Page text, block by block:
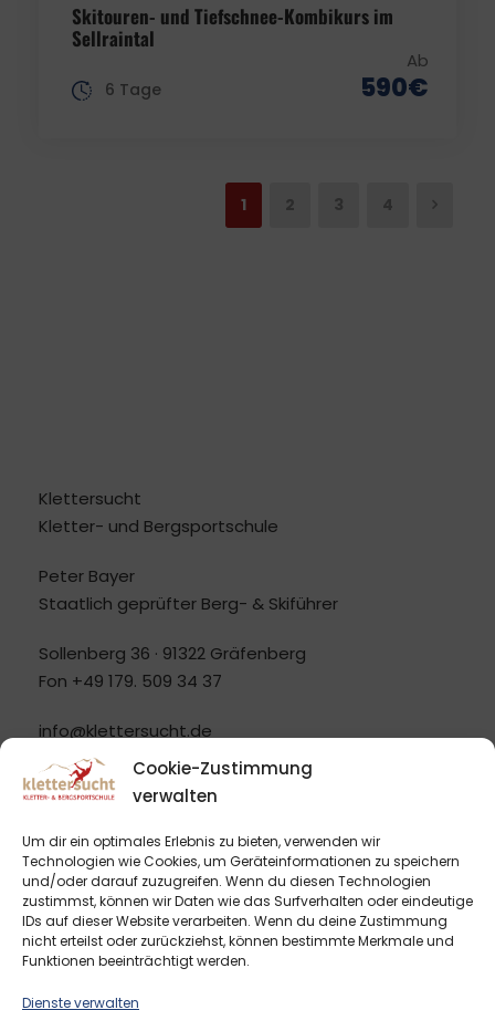
Cookie-Zustimmung
verwalten
Um dir ein optimales Erlebnis zu bieten, verwenden wir
Technologien wie Cookies, um Geräteinformationen zu speichern
und/oder darauf zuzugreifen. Wenn du diesen Technologien
zustimmst, können wir Daten wie das Surfverhalten oder eindeutige
IDs auf dieser Website verarbeiten. Wenn du deine Zustimmung
nicht erteilst oder zurückziehst, können bestimmte Merkmale und
Funktionen beeinträchtigt werden.
Dienste verwalten
Skitouren- und Tiefschnee-Kombikurs im
Sellraintal
Ab
590€
6 Tage
1 2 3 4
Klettersucht
Kletter- und Bergsportschule
Peter Bayer
Staatlich geprüfter Berg- & Skiführer
Sollenberg 36 · 91322 Gräfenberg
Fon +49 179. 509 34 37
info@klettersucht.de
www.klettersucht.de
AGB
Impressum
Datenschutzerklärung